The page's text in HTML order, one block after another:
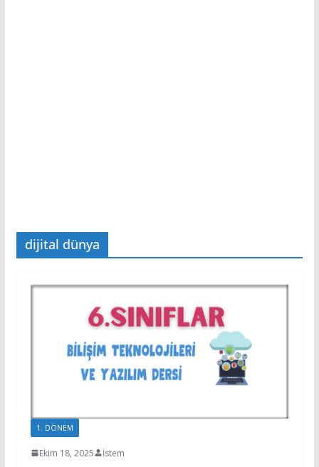
dijital dünya
1. DÖNEM
Ekim 18, 2025 İstem